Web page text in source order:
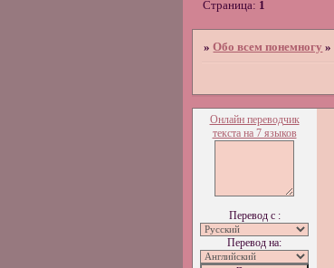
Страница: 1
»Обо всем понемногу »
Онлайн переводчик
текста на 7 языков
Перевод с :
Перевод на: